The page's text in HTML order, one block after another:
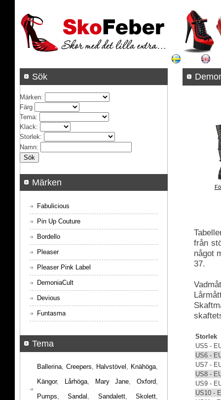
från
något
37.
Storlek
US5 -
US6 -
US7 -
US8 -
US9 -
US10 -
Sök
Märken:
Färg
Tema:
Klack:
Storlek:
Namn:
Märken
Fabulicious
Pin Up Couture
Bordello
Pleaser
Pleaser Pink Label
DemoniaCult
Devious
Funtasma
Tema
Ballerina, Creepers, Halvstövel , Knähöga,
Kängor, Lårhöga, Mary Jane, Oxford,
Pumps,Sandal , Sandalett,Skolett,